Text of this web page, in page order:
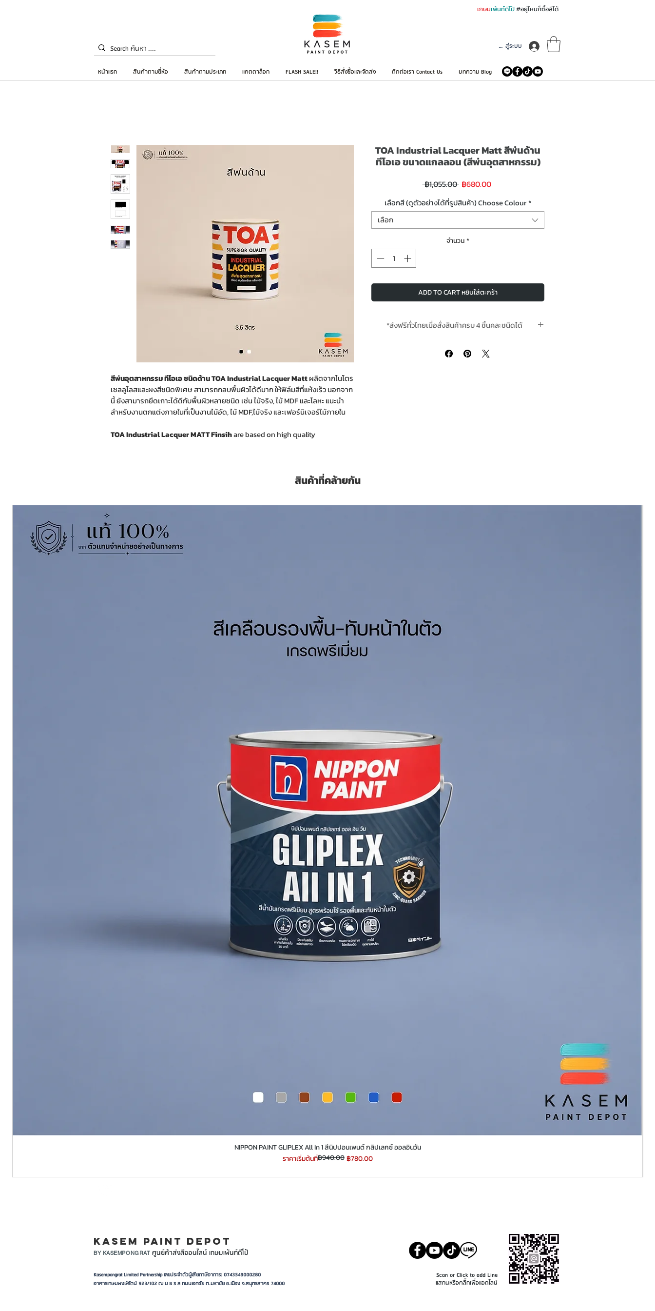
เกษมเพ้นท์ดีโป้#อยู่ไหนก็ซื้อสีได้
เข้าสู่ระบบ
หน้าแรก สินค้าตามยี่ห้อ สินค้าตามประเภท แคตตาล็อก FLASH SALE!! วิธีสั่งซื้อและจัดส่ง ติดต่อเรา Contact Us บทความ Blog
สีพ่นอุตสาหกรรม ทีโอเอ ชนิดด้าน TOA Industrial LacquerMattผลิตจากไนโตร
เซลลูโลสและผงสีชนิดพิเศษ สามารถกลบพื้นผิวได้ดีมาก ให้ฟิล์มสีที่แห้งเร็ว นอกจาก
นี้ ยังสามารถยึดเกาะได้ดีกับพื้นผิวหลายชนิด เช่น ไม้จริง, ไม้ MDF และโลหะ แนะนำ
สำหรับงานตกแต่งภายในที่เป็นงานไม้อัด, ไม้ MDF,ไม้จริง และเฟอร์นิเจอร์ไม้ภายใน
TOA Industrial Lacquer MATT Finsihare based on high quality
decoration that suitable for ply wood, MDF, solid wood and interior wood
Thinning With ผสมด้วยทินเนอร์
ขนาดแกลลอน | Click สั่งซื้อ
Coverage ทาได้พื้นที่45-50 ตร.ม./ชุด/เที่ยว (Sq.M./Set/Coat)
Dry Film Thickness ความหนาฟิล์มเมื่อแห้ง
TOA Industrial Lacquer Matt สีพ่นด้าน
ทีโอเอ ขนาดแกลลอน (สีพ่นอุตสาหกรรม)
฿1,055.00 ราคา
฿680.00ราคา
ลด
เลือกสี (ดูตัวอย่างได้ที่รูปสินค้า) Choose Colour *
เลือก
จำนวน*
ADD TO CART หยิบใส่ตะกร้า
*ส่งฟรีทั่วไทยเมื่อสั่งสินค้าครบ 4 ชิ้นคละชนิดได้
สินค้าที่คล้ายกัน
​​​​​​​NIPPON PAINT GLIPLEX All In 1 สีนิปปอนเพนต์ กลิปเลกซ์ ออลอินวัน
ราคาเริ่มต้นที่
ราคาปกติ ฿940.00 ฿780.00
ราคาขายลด
KASEM PAINT DEPOT
BY KASEMPONGRAT ศูนย์ค้าส่งสีออนไลน์ เกษมเพ้นท์ดีโป้
Kasempongrat Limited Partnership เลขประจำตัวผู้เสียภาษีอาการ: 0743549000280
อาคารเกษมพงษ์รัตน์ 923/102 ฒ ม ย ร ล ถนนเอกชัย ต.มหาชัย อ.เมือง จ.สมุทรสาคร 74000
Scan or Click to add Line
แสกนหรือคลิ๊กเพื่อแอดไลน์